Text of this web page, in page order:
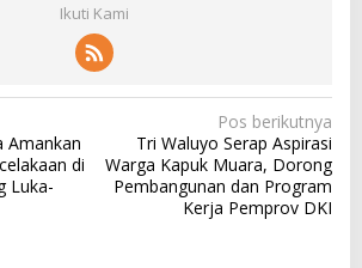
Ikuti Kami
Amankan
di
Luka-
Pos berikutnya
Tri Waluyo Serap Aspirasi
Warga Kapuk Muara, Dorong
Pembangunan dan Program
Kerja Pemprov DKI